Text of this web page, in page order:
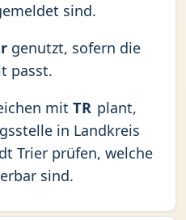
sind.
genutzt, sofern die
passt.
mit TR plant,
in Landkreis
Trier prüfen, welche
sind.